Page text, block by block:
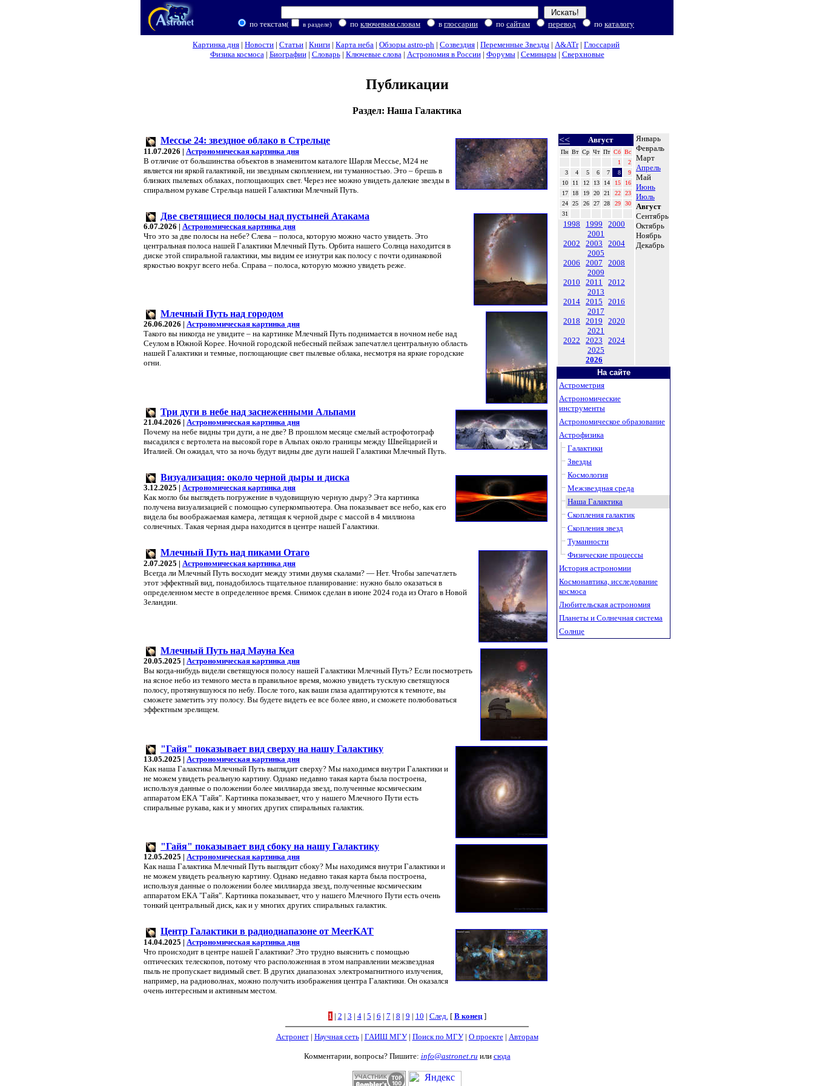
по текстам( в разделе) по ключевым словам в глоссарии по сайтам перевод по каталогу
Картинка дня | Новости | Статьи | Книги | Карта неба | Обзоры astro-ph | Созвездия | Переменные Звезды | A&ATr| Глоссарий
Физика космоса| Биографии| Словарь| Ключевые слова| Астрономия в России| Форумы| Семинары| Сверхновые
Публикации
Раздел: Наша Галактика
Мессье 24: звездное облако в Стрельце
11.07.2026 | Астрономическая картинка дня
В отличие от большинства объектов в знаменитом каталоге Шарля Мессье, M24 не
является ни яркой галактикой, ни звездным скоплением, ни туманностью. Это – брешь в
близких пылевых облаках, поглощающих свет. Через нее можно увидеть далекие звезды в
спиральном рукаве Стрельца нашей Галактики Млечный Путь.
Две светящиеся полосы над пустыней Атакама
6.07.2026 | Астрономическая картинка дня
Что это за две полосы на небе? Слева – полоса, которую можно часто увидеть. Это
центральная полоса нашей Галактики Млечный Путь. Орбита нашего Солнца находится в
диске этой спиральной галактики, мы видим ее изнутри как полосу с почти одинаковой
яркостью вокруг всего неба. Справа – полоса, которую можно увидеть реже.
Млечный Путь над городом
26.06.2026 | Астрономическая картинка дня
Такого вы никогда не увидите – на картинке Млечный Путь поднимается в ночном небе над
Сеулом в Южной Корее. Ночной городской небесный пейзаж запечатлел центральную область
нашей Галактики и темные, поглощающие свет пылевые облака, несмотря на яркие городские
огни.
Три дуги в небе над заснеженными Альпами
21.04.2026 | Астрономическая картинка дня
Почему на небе видны три дуги, а не две? В прошлом месяце смелый астрофотограф
высадился с вертолета на высокой горе в Альпах около границы между Швейцарией и
Италией. Он ожидал, что за ночь будут видны две дуги нашей Галактики Млечный Путь.
Визуализация: около черной дыры и диска
3.12.2025 | Астрономическая картинка дня
Как могло бы выглядеть погружение в чудовищную черную дыру? Эта картинка
получена визуализацией с помощью суперкомпьютера. Она показывает все небо, как его
видела бы воображаемая камера, летящая к черной дыре с массой в 4 миллиона
солнечных. Такая черная дыра находится в центре нашей Галактики.
Млечный Путь над пиками Отаго
2.07.2025 | Астрономическая картинка дня
Всегда ли Млечный Путь восходит между этими двумя скалами? — Нет. Чтобы запечатлеть
этот эффектный вид, понадобилось тщательное планирование: нужно было оказаться в
определенном месте в определенное время. Снимок сделан в июне 2024 года из Отаго в Новой
Зеландии.
Млечный Путь над Мауна Кеа
20.05.2025 | Астрономическая картинка дня
Вы когда-нибудь видели светящуюся полосу нашей Галактики Млечный Путь? Если посмотреть
на ясное небо из темного места в правильное время, можно увидеть тусклую светящуюся
полосу, протянувшуюся по небу. После того, как ваши глаза адаптируются к темноте, вы
сможете заметить эту полосу. Вы будете видеть ее все более явно, и сможете полюбоваться
эффектным зрелищем.
"Гайя" показывает вид сверху на нашу Галактику
13.05.2025 | Астрономическая картинка дня
Как наша Галактика Млечный Путь выглядит сверху? Мы находимся внутри Галактики и
не можем увидеть реальную картину. Однако недавно такая карта была построена,
используя данные о положении более миллиарда звезд, полученные космическим
аппаратом ЕКА "Гайя". Картинка показывает, что у нашего Млечного Пути есть
спиральные рукава, как и у многих других спиральных галактик.
"Гайя" показывает вид сбоку на нашу Галактику
12.05.2025 | Астрономическая картинка дня
Как наша Галактика Млечный Путь выглядит сбоку? Мы находимся внутри Галактики и
не можем увидеть реальную картину. Однако недавно такая карта была построена,
используя данные о положении более миллиарда звезд, полученные космическим
аппаратом ЕКА "Гайя". Картинка показывает, что у нашего Млечного Пути есть очень
тонкий центральный диск, как и у многих других спиральных галактик.
Центр Галактики в радиодиапазоне от MeerKAT
14.04.2025 | Астрономическая картинка дня
Что происходит в центре нашей Галактики? Это трудно выяснить с помощью
оптических телескопов, потому что расположенная в этом направлении межзвездная
пыль не пропускает видимый свет. В других диапазонах электромагнитного излучения,
например, на радиоволнах, можно получить изображения центра Галактики. Он оказался
очень интересным и активным местом.
<< Август
Пн Вт Ср Чт Пт Сб Вс
1
2
3
4 5 6 7 8
9
10
11 12 13 14 15
16
17
18 19 20 21 22
23
24
25 26 27 28 29
30
31
1998 1999
2000
2001
2002
2003
2004
2005
2006
2007
2008
2009
2010
2011
2012
2013
2014 2015
2016
2017
2018
2019
2020
2021
2022
2023
2024
2025
2026
Январь
Февраль
Март
Апрель
Май
Июнь
Июль
Август
Сентябрь
Октябрь
Ноябрь
Декабрь
На сайте
Астрометрия
Астрономические
инструменты
Астрономическое образование
Астрофизика
Галактики
Звезды
Космология
Межзвездная среда
Наша Галактика
Скопления галактик
Скопления звезд
Туманности
Физические процессы
История астрономии
Космонавтика, исследование
космоса
Любительская астрономия
Планеты и Солнечная система
Солнце
1 | 2 | 3 | 4| 5 | 6 | 7 | 8 | 9 | 10 | След.[ В конец]
Астронет| Научная сеть| ГАИШ МГУ| Поиск по МГУ| О проекте| Авторам
Комментарии, вопросы? Пишите: info@astronet.ru или сюда